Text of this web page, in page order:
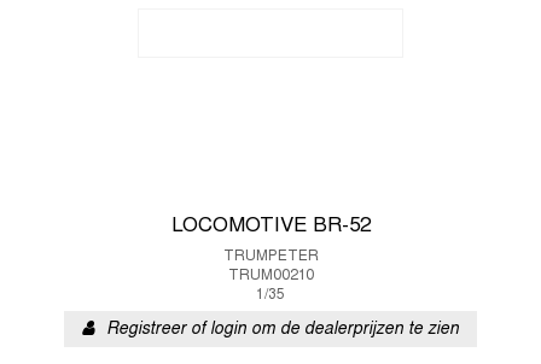
LOCOMOTIVE BR-52
TRUMPETER
TRUM00210
1/35
Registreer of login om de dealerprijzen te zien